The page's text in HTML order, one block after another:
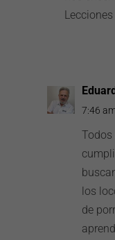
7:46
los
de